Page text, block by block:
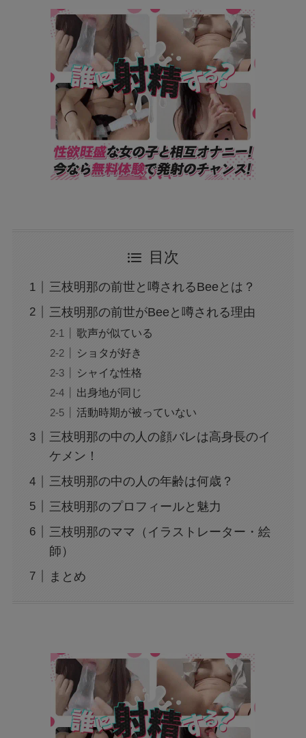
目次
三枝明那の前世と噂されるBeeとは？
三枝明那の前世がBeeと噂される理由
歌声が似ている
ショタが好き
シャイな性格
出身地が同じ
活動時期が被っていない
三枝明那の中の人の顔バレは高身長のイ
ケメン！
三枝明那の中の人の年齢は何歳？
三枝明那のプロフィールと魅力
三枝明那のママ（イラストレーター・絵
師）
まとめ